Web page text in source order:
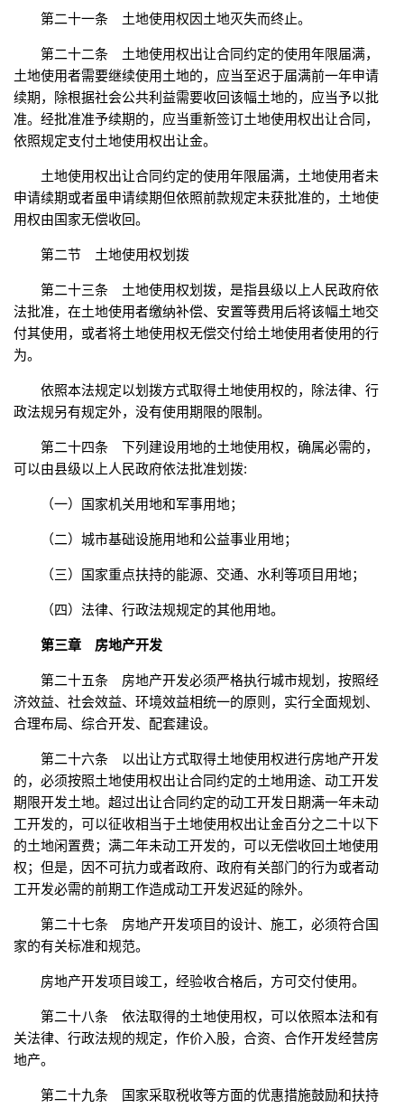
第二十一条 土地使用权因土地灭失而终止。
第二十二条 土地使用权出让合同约定的使用年限届满，
土地使用者需要继续使用土地的，应当至迟于届满前一年申请
续期，除根据社会公共利益需要收回该幅土地的，应当予以批
准。经批准准予续期的，应当重新签订土地使用权出让合同，
依照规定支付土地使用权出让金。
土地使用权出让合同约定的使用年限届满，土地使用者未
申请续期或者虽申请续期但依照前款规定未获批准的，土地使
用权由国家无偿收回。
第二节 土地使用权划拨
第二十三条 土地使用权划拨，是指县级以上人民政府依
法批准，在土地使用者缴纳补偿、安置等费用后将该幅土地交
付其使用，或者将土地使用权无偿交付给土地使用者使用的行
为。
依照本法规定以划拨方式取得土地使用权的，除法律、行
政法规另有规定外，没有使用期限的限制。
第二十四条 下列建设用地的土地使用权，确属必需的，
可以由县级以上人民政府依法批准划拨:
（一）国家机关用地和军事用地；
（二）城市基础设施用地和公益事业用地；
（三）国家重点扶持的能源、交通、水利等项目用地；
（四）法律、行政法规规定的其他用地。
第三章 房地产开发
第二十五条 房地产开发必须严格执行城市规划，按照经
济效益、社会效益、环境效益相统一的原则，实行全面规划、
合理布局、综合开发、配套建设。
第二十六条 以出让方式取得土地使用权进行房地产开发
的，必须按照土地使用权出让合同约定的土地用途、动工开发
期限开发土地。超过出让合同约定的动工开发日期满一年未动
工开发的，可以征收相当于土地使用权出让金百分之二十以下
的土地闲置费；满二年未动工开发的，可以无偿收回土地使用
权；但是，因不可抗力或者政府、政府有关部门的行为或者动
工开发必需的前期工作造成动工开发迟延的除外。
第二十七条 房地产开发项目的设计、施工，必须符合国
家的有关标准和规范。
房地产开发项目竣工，经验收合格后，方可交付使用。
第二十八条 依法取得的土地使用权，可以依照本法和有
关法律、行政法规的规定，作价入股，合资、合作开发经营房
地产。
第二十九条 国家采取税收等方面的优惠措施鼓励和扶持